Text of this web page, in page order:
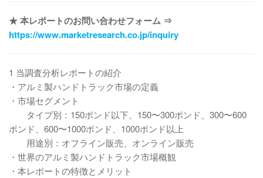
★ 本レポートのお問い合わせフォーム ⇒
https://www.marketresearch.co.jp/inquiry
1 当調査分析レポートの紹介
・アルミ製ハンドトラック市場の定義
・市場セグメント
タイプ別：150ポンド以下、150〜300ポンド、300〜600
ポンド、600〜1000ポンド、1000ポンド以上
用途別：オフライン販売、オンライン販売
・世界のアルミ製ハンドトラック市場概観
・本レポートの特徴とメリット